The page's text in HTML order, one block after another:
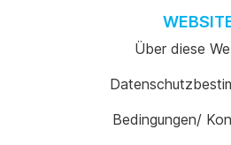
Über diese
Bedingungen/